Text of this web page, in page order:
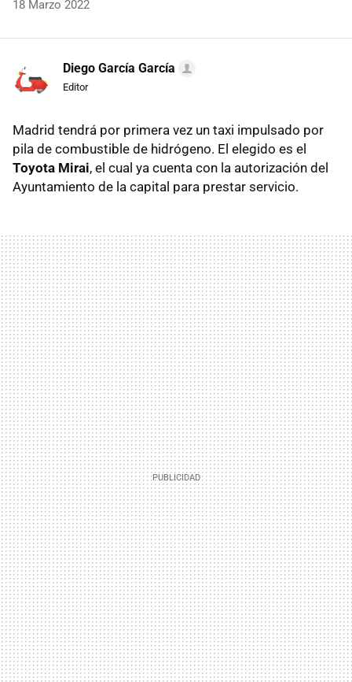
18 Marzo 2022
Diego García García
Editor
Madrid tendrá por primera vez un taxi impulsado por
pila de combustible de hidrógeno. El elegido es el
Toyota Mirai, el cual ya cuenta con la autorización del
Ayuntamiento de la capital para prestar servicio.